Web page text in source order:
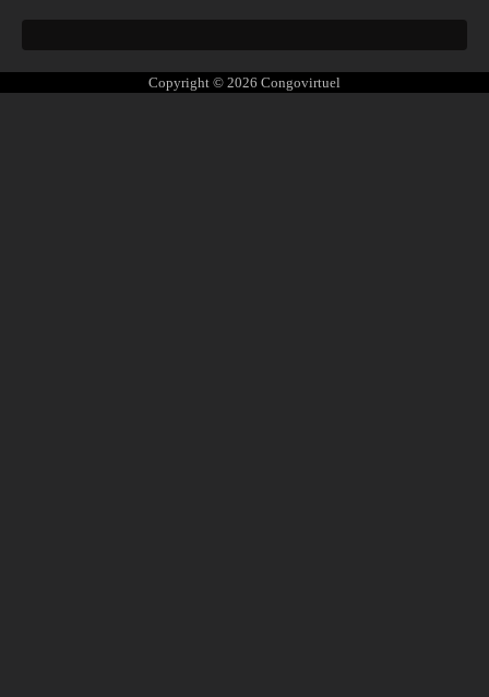
Copyright © 2026 Congovirtuel